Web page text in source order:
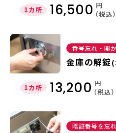
1カ所 16,500 円
（税込）
番号忘れ・開
金庫の解錠
1カ所 13,200 円
（税込）
暗証番号を忘